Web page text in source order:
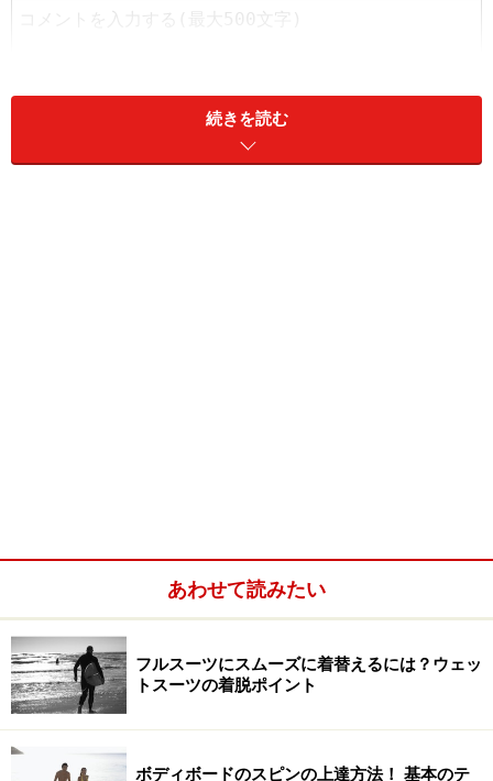
続きを読む
あわせて読みたい
フルスーツにスムーズに着替えるには？ウェッ
トスーツの着脱ポイント
ボディボードのスピンの上達方法！ 基本のテ